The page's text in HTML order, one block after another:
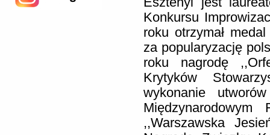
Konkursu
roku otrzymał
za popularyzację
roku nagrodę
Krytyków
wykonanie
Międzynarodowym
,,Warszawska